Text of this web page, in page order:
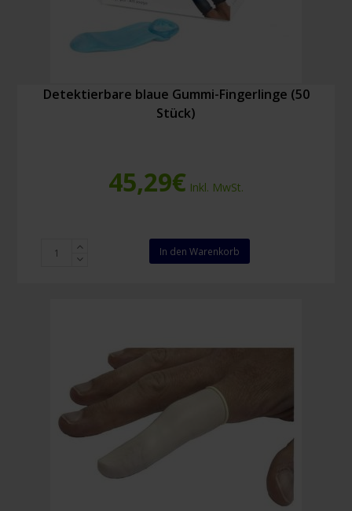
Detektierbare blaue Gummi-Fingerlinge (50
Stück)
45,29€ Inkl. MwSt.
Detektierbare
In den Warenkorb